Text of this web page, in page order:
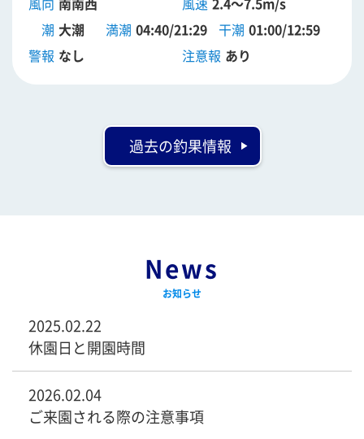
潮 大潮 満潮 04:40/21:29 干潮 01:00/12:59
警報 なし 注意報 あり
過去の釣果情報
News
お知らせ
2025.02.22
休園日と開園時間
2026.02.04
ご来園される際の注意事項